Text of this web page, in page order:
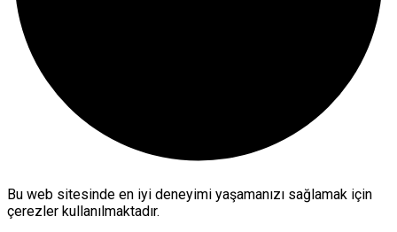
Bu web sitesinde en iyi deneyimi yaşamanızı sağlamak için
çerezler kullanılmaktadır.